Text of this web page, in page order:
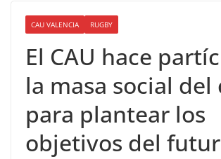
CAU VALENCIA RUGBY
El CAU hace
la masa social del
para plantear los
objetivos del